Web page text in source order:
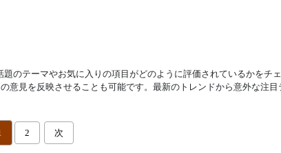
のテーマやお気に入りの項目がどのように評価されているかをチ
見を反映させることも可能です。最新のトレンドから意外な注目
2 次